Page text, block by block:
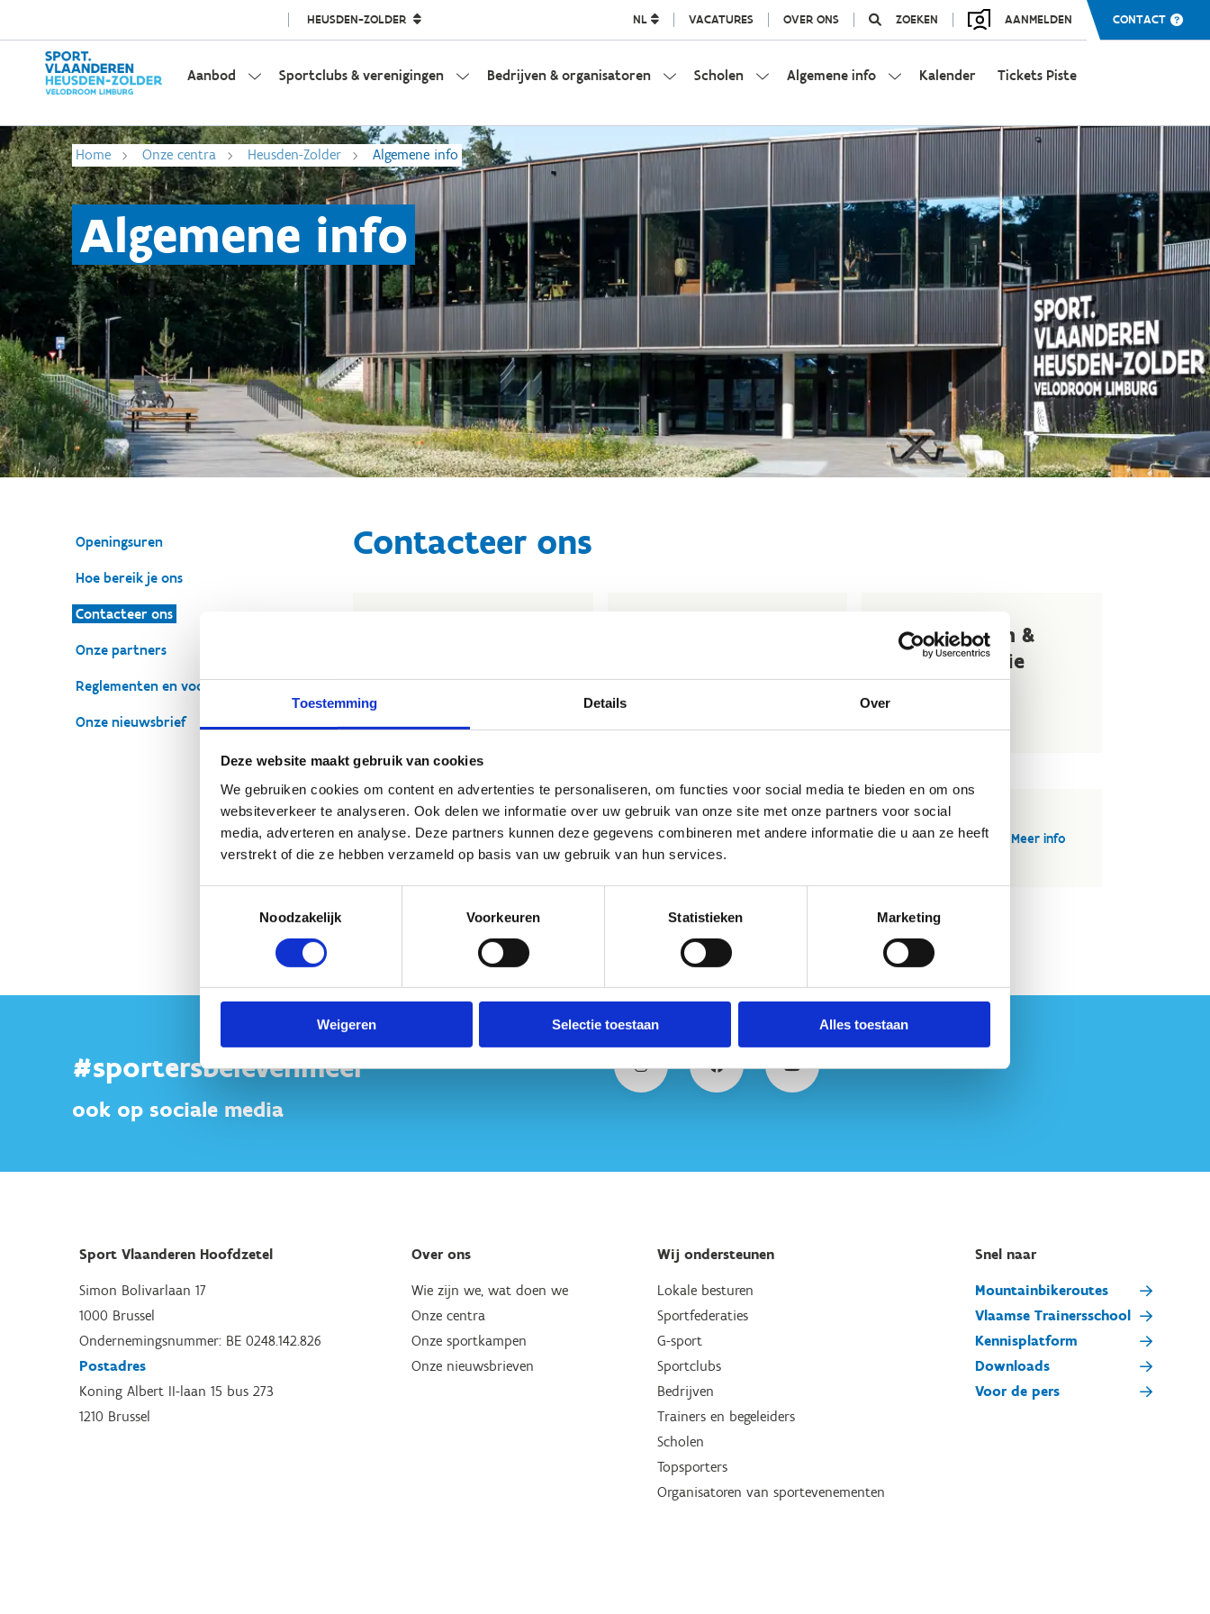
Toestemming Details Over
Deze website maakt gebruik van cookies
We gebruiken cookies om content en advertenties te personaliseren, om functies voor social media te bieden en om ons
websiteverkeer te analyseren. Ook delen we informatie over uw gebruik van onze site met onze partners voor social
media, adverteren en analyse. Deze partners kunnen deze gegevens combineren met andere informatie die u aan ze heeft
verstrekt of die ze hebben verzameld op basis van uw gebruik van hun services.
Noodzakelijk
Voorkeuren Statistieken Marketing
Weigeren Selectie toestaan Alles toestaan
HEUSDEN-ZOLDER NL VACATURES OVER ONS ZOEKEN AANMELDEN CONTACT
Aanbod Sportclubs & verenigingen Bedrijven & organisatoren Scholen Algemene info Kalender Tickets Piste
Home Onze centra Heusden-Zolder Algemene info
Algemene info
Openingsuren
Hoe bereik je ons
Contacteer ons
Onze partners
Reglementen en voorwaarden
Onze nieuwsbrief
Contacteer ons
Evenementen &
communicatie
Aanspreekpunt integriteit
Infrastructuur
Meer info
#sportersbelevenmeer
ook op sociale media
Sport Vlaanderen Hoofdzetel
Simon Bolivarlaan 17
1000 Brussel
Ondernemingsnummer: BE 0248.142.826
Postadres
Koning Albert II-laan 15 bus 273
1210 Brussel
Over ons
Wie zijn we, wat doen we
Onze centra
Onze sportkampen
Onze nieuwsbrieven
Wij ondersteunen
Lokale besturen
Sportfederaties
G-sport
Sportclubs
Bedrijven
Trainers en begeleiders
Scholen
Topsporters
Organisatoren van sportevenementen
Snel naar
Mountainbikeroutes
Vlaamse Trainersschool
Kennisplatform
Downloads
Voor de pers